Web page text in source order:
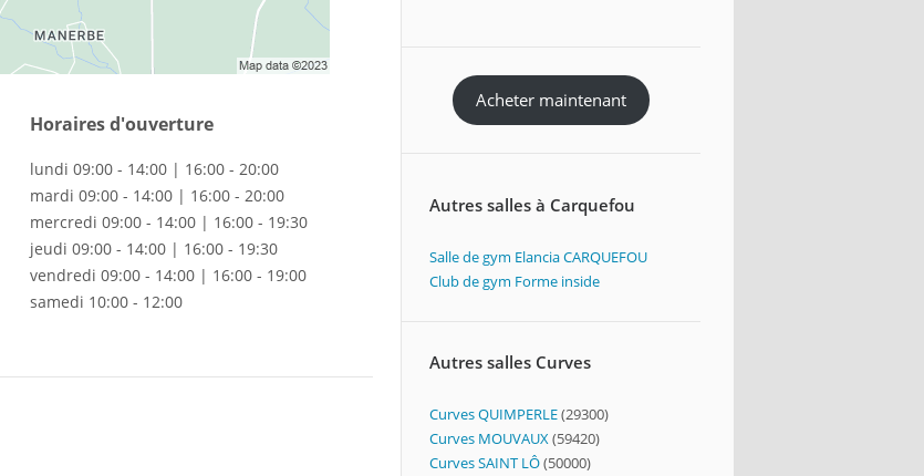
Horaires d'ouverture
lundi 09:00 - 14:00 | 16:00 - 20:00
mardi 09:00 - 14:00 | 16:00 - 20:00
mercredi 09:00 - 14:00 | 16:00 - 19:30
jeudi 09:00 - 14:00 | 16:00 - 19:30
vendredi 09:00 - 14:00 | 16:00 - 19:00
samedi 10:00 - 12:00
Acheter maintenant
Autres salles à Carquefou
Salle de gym Elancia CARQUEFOU
Club de gym Forme inside
Autres salles Curves
Curves QUIMPERLE(29300)
Curves MOUVAUX(59420)
Curves SAINT LÔ(50000)